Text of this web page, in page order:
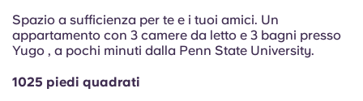
Italian
Spazio a sufficienza per te e i tuoi amici. Un
appartamento con 3 camere da letto e 3 bagni presso
Yugo , a pochi minuti dalla Penn State University.
1025 piedi quadrati